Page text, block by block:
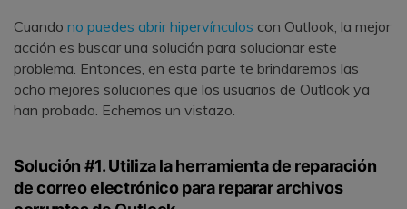
Cuando no puedes abrir hipervínculos con Outlook, la mejor
acción es buscar una solución para solucionar este
problema. Entonces, en esta parte te brindaremos las
ocho mejores soluciones que los usuarios de Outlook ya
han probado. Echemos un vistazo.
Solución #1. Utiliza la herramienta de reparación
de correo electrónico para reparar archivos